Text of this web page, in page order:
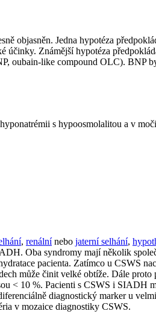
objasněn. Jedna hypotéza
účinky. Známější hypotéza
oubain-like compound OLC). BNP
s hypoosmolalitou a v
, renálnínebo jaterní selhání,
Oba syndromy mají několik
pacienta. Zatímco u CSWS
může činit velké obtíže. Dále
< 10 %. Pacienti s CSWS i SIADH
diagnostický marker u
v mozaice diagnostiky CSWS.